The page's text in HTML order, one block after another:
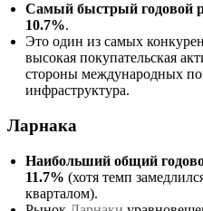
Самый быстрый годовой
10.7%.
Это один из самых
высокая покупательская
стороны международных
инфраструктура.
Ларнака
Наибольший общий
11.7% (хотя темп
кварталом).